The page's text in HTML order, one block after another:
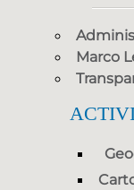
Marco